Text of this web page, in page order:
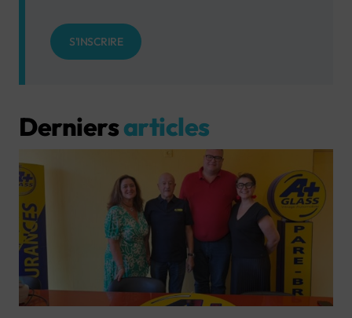
S'INSCRIRE
Derniersarticles